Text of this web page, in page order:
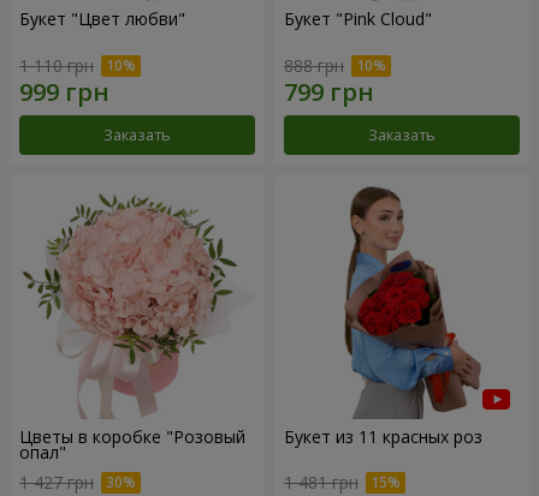
Букет "Цвет любви"
1 110 грн
Заказать
Букет "Pink Cloud"
888 грн
Заказать
Цветы в коробке "Розовый
опал"
1 427 грн
Букет из 11 красных роз
1 481 грн